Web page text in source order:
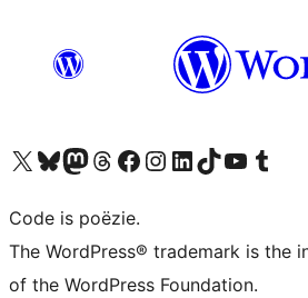
Bezoek ons X (voorheen Twitter) account
Bezoek ons Bluesky account
Bezoek ons Mastodon account
Bezoek ons Threads account
Onze Facebook pagina bezoeken
Bezoek ons Instagram account
Bezoek ons LinkedIn account
Bezoek ons TikTok account
Bezoek ons YouTube kanaal
Bezoek ons
Code is poëzie.
The WordPress® trademark is the
of the WordPress Foundation.